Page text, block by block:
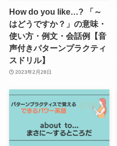
How do you like…? 「～
はどうですか？」の意味・
使い方・例文・会話例【音
声付きパターンプラクティ
スドリル】
2023年2月28日